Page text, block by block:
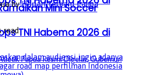
Mini Soccer
TNI Habema 2026 di
by Harian Terbaru Papua
read